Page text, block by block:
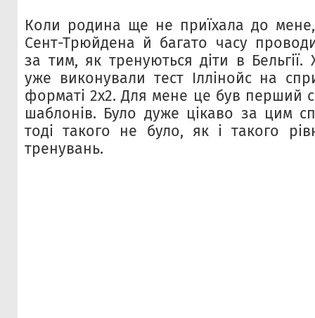
Коли родина ще не приїхала до
Сент-Трюйдена й багато часу
за тим, як тренуються діти в Бельгії.
уже виконували тест Іллінойс на
форматі 2х2. Для мене це був перший
шаблонів. Було дуже цікаво за цим
тоді такого не було, як і такого
тренувань.